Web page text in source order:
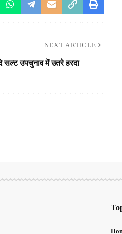
NEXT ARTICLE
सल्ट उपचुनाव में उतरे हरदा